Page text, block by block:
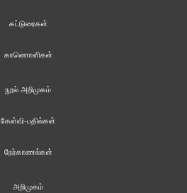
கட்டுரைகள்
காணொளிகள்
நூல் அறிமுகம்
கேள்வி-பதில்கள்
நேர்காணல்கள்
அறிமுகம்